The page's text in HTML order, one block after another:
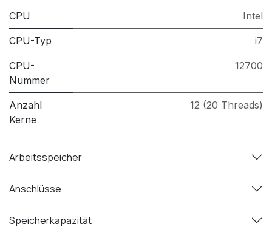
CPU Intel
CPU-Typ i7
CPU-
Nummer
12700
Anzahl
Kerne
12 (20 Threads)
Arbeitsspeicher
Anschlüsse
Speicherkapazität